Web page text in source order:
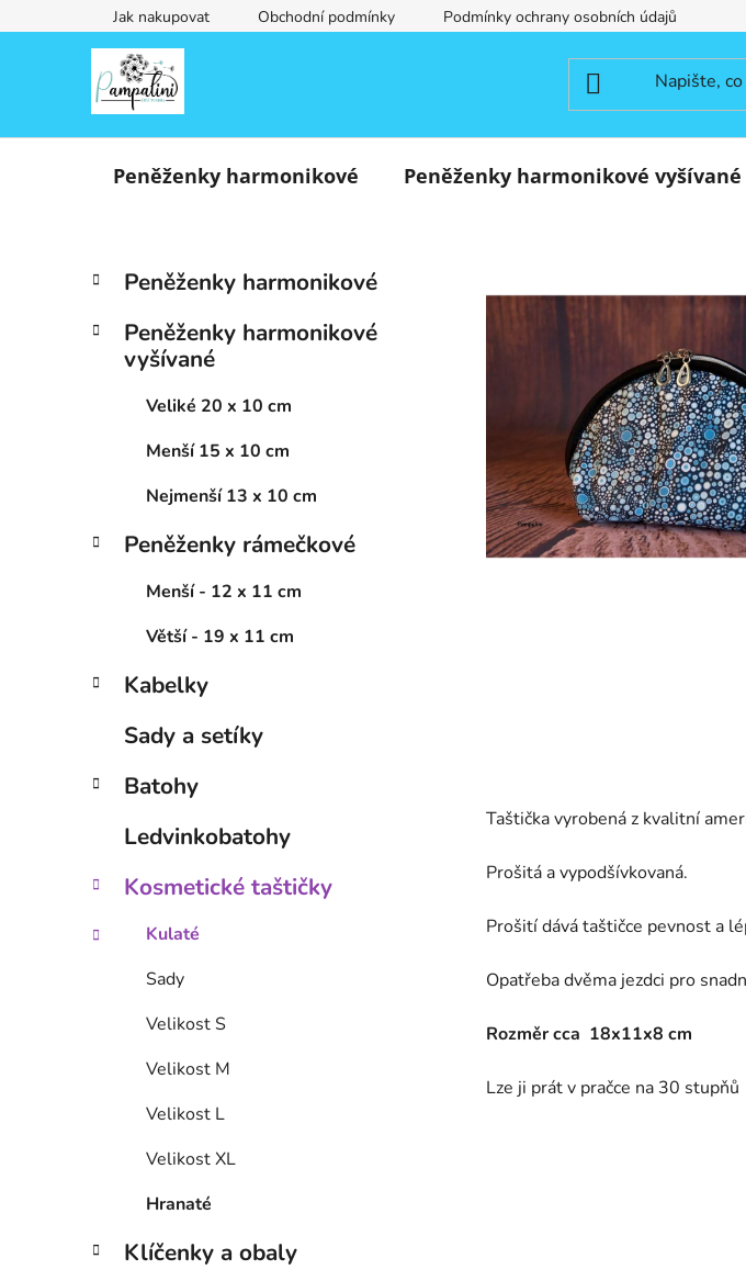
na
Jak nakupovat Obchodní podmínky Podmínky ochrany osobních údajů
Peněženky harmonikové Peněženky harmonikové vyšívané
P
s
a
Přeskočit
kategorie
K
a
e
Peněženky harmonikové
Peněženky harmonikové
vyšívané
Veliké 20 x 10 cm
Menší 15 x 10 cm
Nejmenší 13 x 10 cm
Peněženky rámečkové
Menší - 12 x 11 cm
Větší - 19 x 11 cm
Kabelky
Sady a setíky
Batohy
Ledvinkobatohy
Kosmetické taštičky
Kulaté
Sady
Velikost S
Velikost M
Velikost L
Velikost XL
Hranaté
Klíčenky a obaly
Taštička vyrobená z kvalitní
Prošitá a vypodšívkovaná.
Prošití dává taštičce pevnost a
Opatřeba dvěma jezdci pro
Rozměr cca 18x11x8 cm
Lze ji prát v pračce na 30 stupňů